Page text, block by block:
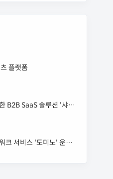
플랫폼
B2B SaaS 솔루션 '샤
크 서비스 '도미노' 운영